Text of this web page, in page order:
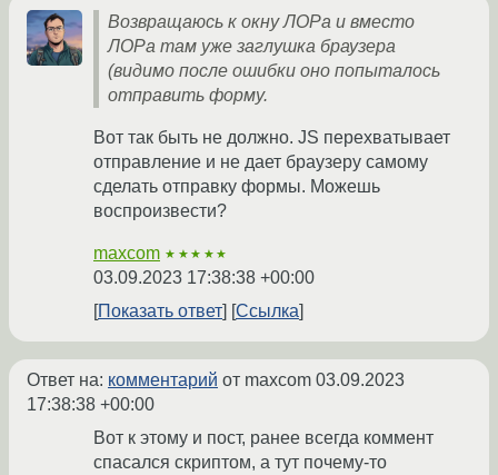
Возвращаюсь к окну ЛОРа и вместо
ЛОРа там уже заглушка браузера
(видимо после ошибки оно попыталось
отправить форму.
Вот так быть не должно. JS перехватывает
отправление и не дает браузеру самому
сделать отправку формы. Можешь
воспроизвести?
maxcom ★★★★★
03.09.2023 17:38:38 +00:00
Показать ответ
Ссылка
Ответ на: комментарий от maxcom 03.09.2023
17:38:38 +00:00
Вот к этому и пост, ранее всегда коммент
спасался скриптом, а тут почему-то